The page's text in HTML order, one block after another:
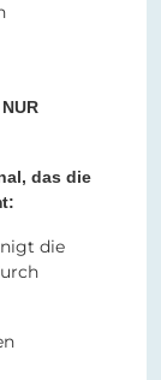
das die
die